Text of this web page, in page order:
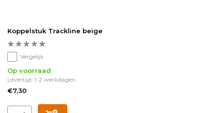
Koppelstuk Trackline beige
Vergelijk
Op voorraad
Levertijd: 1-2 werkdagen
€7,30